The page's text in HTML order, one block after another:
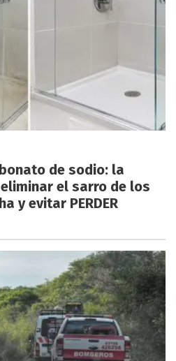
de sodio: la
eliminar el sarro de los
y evitar PERDER